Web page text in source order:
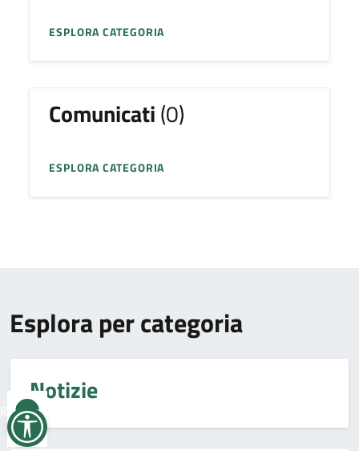
ESPLORA CATEGORIA
Comunicati(0)
ESPLORA CATEGORIA
Esplora per categoria
Notizie
Reimposta
tutto